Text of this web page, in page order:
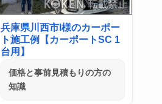
兵庫県川西市I様のカーポー
ト施工例【カーポートSC 1
台用】
価格と事前見積もりの方の
知識